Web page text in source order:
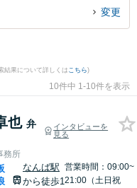
りの相談者さんにおすすめで
変更
結果について詳しくはこちら)
10件中 1-10件を表示
也 弁
インタビューを
見る
務所
なんば駅
から徒歩1
営業時間：09:00~
21:00（土日祝